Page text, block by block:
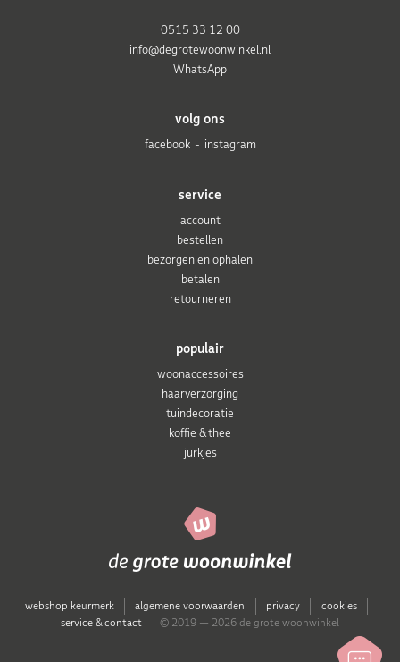
populair
woonaccessoires
haarverzorging
tuindecoratie
koffie & thee
jurkjes
service
account
bestellen
bezorgen en ophalen
betalen
retourneren
volg ons
facebook
instagram
0515 33 12 00
info@degrotewoonwinkel.nl
WhatsApp
webshop keurmerk algemene voorwaarden privacy
cookies
service & contact
© 2019 — 2026 de grote woonwinkel